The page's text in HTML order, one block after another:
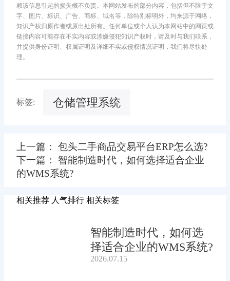
赖该信息引起的损失概不负责。本网站发布的部分内容，包括但不限于文
字、图片、标识、广告、商标、域名等，除特别标明外，均来源于网络，
知识产权归原作者或原出处所有。任何单位或个人认为本网站中的网页或
链接内容可能存在不实内容或涉嫌侵犯知识产权时，请及时与我们联系，
并提供身份证明、权属证明及详细不实或侵权情况证明，我们将尽快处
理。
标签: 仓储管理系统
上一篇： 包头二手商品交易平台ERP怎么选?
下一篇： 智能制造时代，如何选择适合企业
的WMS系统?
相关推荐 人气排行 相关标签
智能制造时代，如何选
择适合企业的WMS系统?
2026.07.15